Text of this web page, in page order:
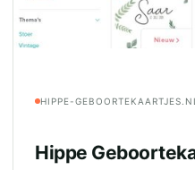
HIPPE-GEBOORTEKAARTJES.NL
Hippe